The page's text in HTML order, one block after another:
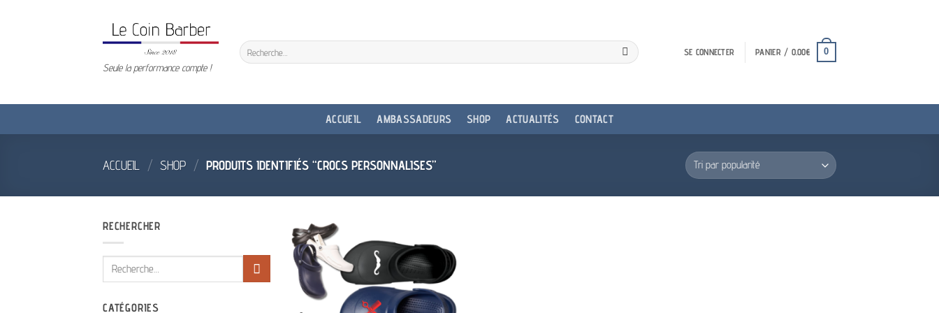
Seule la performance compte !
Recherche
pour :
SE CONNECTER PANIER / 0.00€ 0
ACCUEIL AMBASSADEURS SHOP ACTUALITÉS CONTACT
ACCUEIL / SHOP / PRODUITS IDENTIFIÉS “CROCS PERSONNALISES”
RECHERCHER
Recherche
pour :
CATÉGORIES